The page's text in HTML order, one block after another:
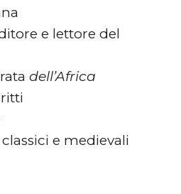
e lettore del
dell’Africa
e medievali